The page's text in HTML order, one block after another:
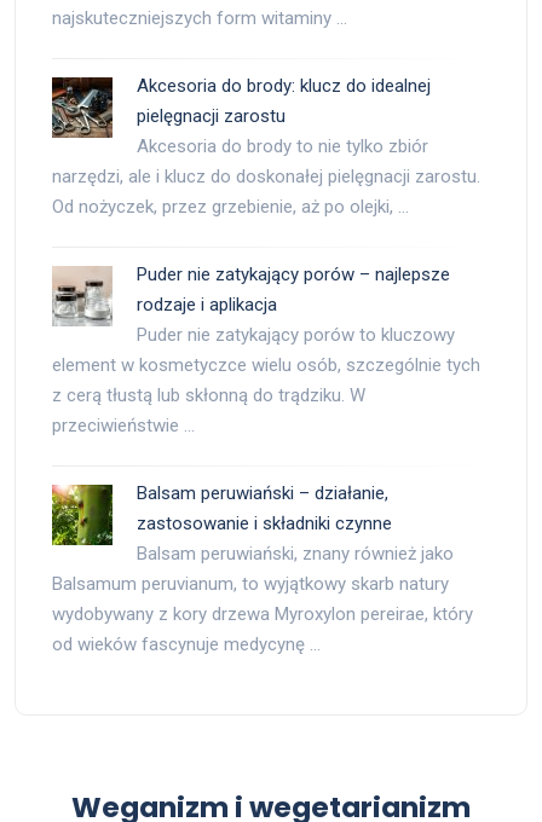
najskuteczniejszych form witaminy …
Akcesoria do brody: klucz do idealnej
pielęgnacji zarostu
Akcesoria do brody to nie tylko zbiór
narzędzi, ale i klucz do doskonałej pielęgnacji zarostu.
Od nożyczek, przez grzebienie, aż po olejki, …
Puder nie zatykający porów – najlepsze
rodzaje i aplikacja
Puder nie zatykający porów to kluczowy
element w kosmetyczce wielu osób, szczególnie tych
z cerą tłustą lub skłonną do trądziku. W
przeciwieństwie …
Balsam peruwiański – działanie,
zastosowanie i składniki czynne
Balsam peruwiański, znany również jako
Balsamum peruvianum, to wyjątkowy skarb natury
wydobywany z kory drzewa Myroxylon pereirae, który
od wieków fascynuje medycynę …
Weganizm i wegetarianizm